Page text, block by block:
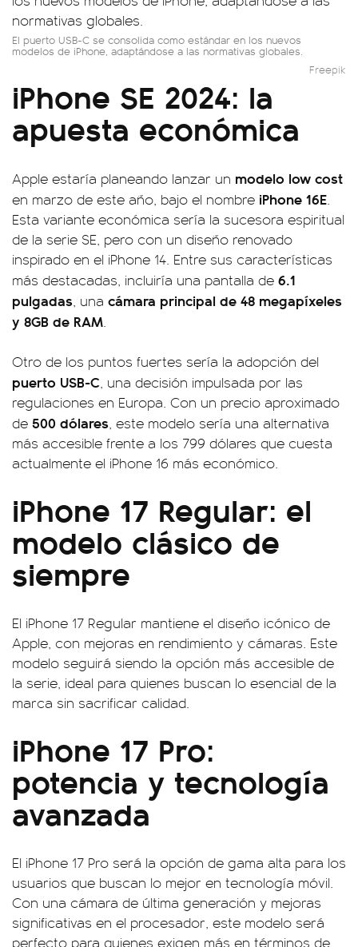
El puerto USB-C se consolida como estándar en los nuevos
modelos de iPhone, adaptándose a las normativas globales.
Freepik
iPhone SE 2024: la
apuesta económica
Apple estaría planeando lanzar un modelo low cost
en marzo de este año, bajo el nombre iPhone 16E.
Esta variante económica sería la sucesora espiritual
de la serie SE, pero con un diseño renovado
inspirado en el iPhone 14. Entre sus características
más destacadas, incluiría una pantalla de 6.1
pulgadas, una cámara principal de 48 megapíxeles
y 8GB de RAM.
Otro de los puntos fuertes sería la adopción del
puerto USB-C, una decisión impulsada por las
regulaciones en Europa. Con un precio aproximado
de 500 dólares, este modelo sería una alternativa
más accesible frente a los 799 dólares que cuesta
actualmente el iPhone 16 más económico.
iPhone 17 Regular: el
modelo clásico de
siempre
El iPhone 17 Regular mantiene el diseño icónico de
Apple, con mejoras en rendimiento y cámaras. Este
modelo seguirá siendo la opción más accesible de
la serie, ideal para quienes buscan lo esencial de la
marca sin sacrificar calidad.
iPhone 17 Pro:
potencia y tecnología
avanzada
El iPhone 17 Pro será la opción de gama alta para los
usuarios que buscan lo mejor en tecnología móvil.
Con una cámara de última generación y mejoras
significativas en el procesador, este modelo será
perfecto para quienes exigen más en términos de